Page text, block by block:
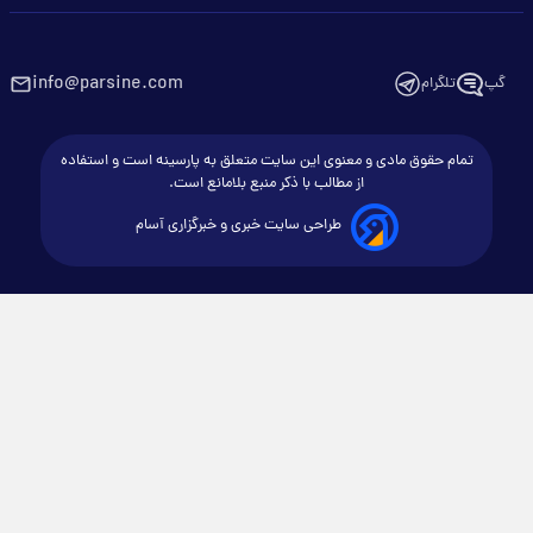
گپ تلگرام info@parsine.com
تمام حقوق مادی و معنوی این سایت متعلق به پارسینه است و استفاده
از مطالب با ذکر منبع بلامانع است.
طراحی سایت خبری و خبرگزاری آسام